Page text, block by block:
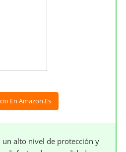
En Amazon.es
un alto nivel de protección y